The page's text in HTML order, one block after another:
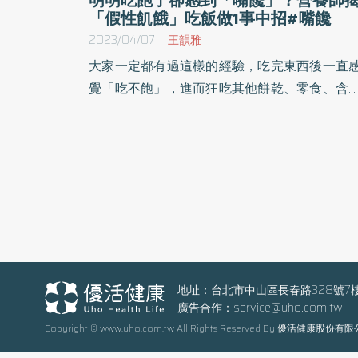
「假性飢餓」吃飯做1事中招#嘴饞
2023/04/07 王韻雅
大家一定都有過這樣的經驗，吃完東西後一直
覺「吃不飽」，進而狂吃其他餅乾、零食、含糖
地址：台北市中山區長春路328號7
廣告合作： service@uho.com.tw
Copyright © www.uho.com.tw All Rights Reserved By 優活健康股份有限